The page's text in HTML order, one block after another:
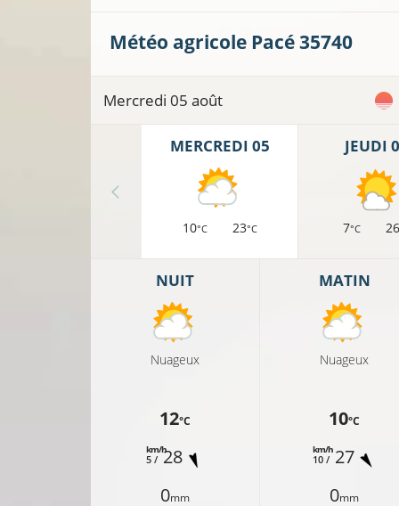
Météo agricole Pacé35740
Mercredi 05 août
MERCREDI 05
10°C 23°C
JEUDI
7°C 26
NUIT
Nuageux
12°C
5 /
km/h28
0mm
MATIN
Nuageux
10°C
10 /
km/h 27
0mm